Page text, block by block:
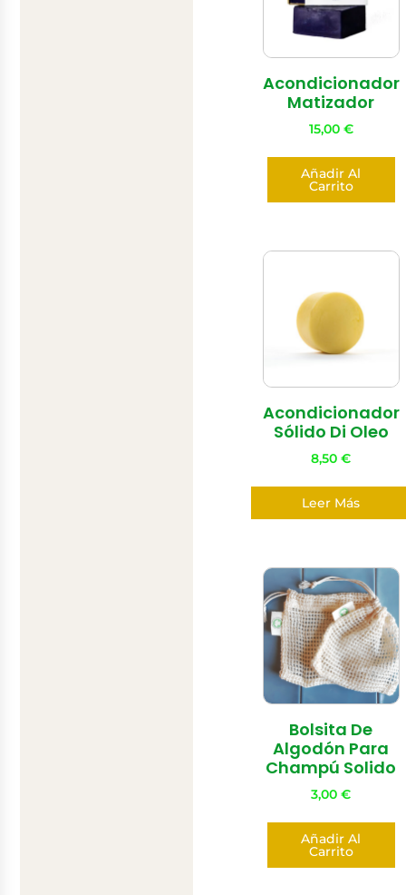
Acondicionador
Matizador
15,00 €
Añadir Al
Carrito
Acondicionador
Sólido Di Oleo
8,50€
Leer Más
Bolsita De
Algodón Para
Champú Solido
3,00€
Añadir Al
Carrito